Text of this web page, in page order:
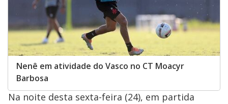
Nenê em atividade do Vasco no CT Moacyr
Barbosa
Na noite desta sexta-feira (24), em partida